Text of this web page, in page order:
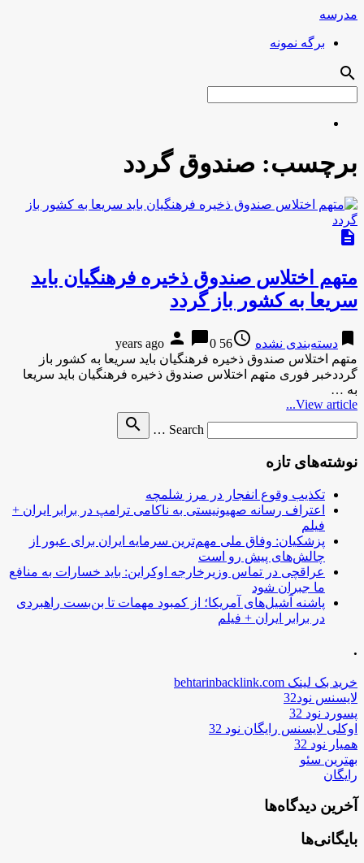
مدرسه
برگه نمونه
search
برچسب: صندوق گردد
description
متهم اختلاس صندوق ذخیره فرهنگیان باید
سریعا به کشور باز گردد
bookmark دسته‌بندی نشده access_time
56 years ago
person chat_bubble0
متهم اختلاس صندوق ذخیره فرهنگیان باید سریعا به کشور باز
گرددخبر فوری متهم اختلاس صندوق ذخیره فرهنگیان باید سریعا
به …
View article...
Search …
search
نوشته‌های تازه
تکذیب وقوع انفجار در مرز شلمچه
اعتراف رسانه صهیونیستی به ناکامی ترامپ در برابر ایران +
فیلم
پزشکیان: وفاق ملی مهم‌ترین سرمایه ایران برای عبور از
چالش‌های پیش رو است
عراقچی در تماس وزیرخارجه اوکراین: باید خسارات به منافع
ما جبران شود
پاشنه آشیل‌های آمریکا؛ از کمبود مهمات تا بن‌بست راهبردی
در برابر ایران + فیلم
.
خرید بک لینک behtarinbacklink.com
لایسنس نود32
پسورد نود 32
اوکلی لایسنس رایگان نود 32
همیار نود 32
بهترین سئو
رایگان
آخرین دیدگاه‌ها
بایگانی‌ها